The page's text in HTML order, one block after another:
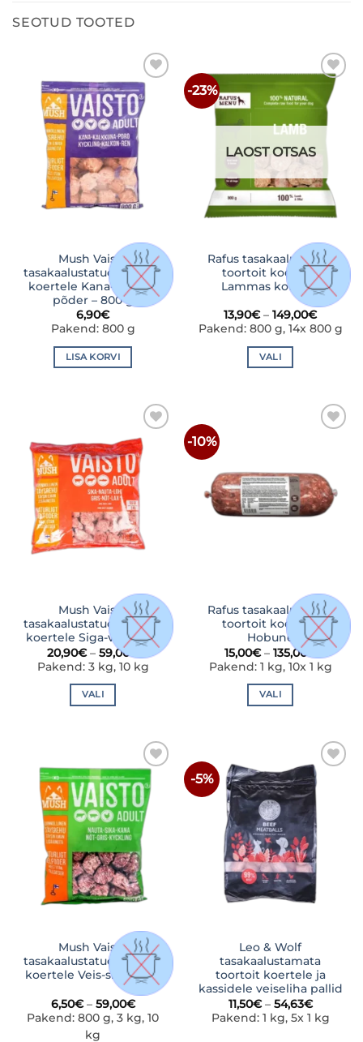
SEOTUD TOOTED
LISA
SOOVINIMEKIRJA
Mush Vaisto
tasakaalustatud toortoit
koertele Kana-kalkun-
põder – 800 g
6,90€
Pakend: 800 g
LISA KORVI
-23%
LISA
SOOVINIMEKIRJA
LAOST OTSAS
Rafus tasakaalustatud
toortoit koertele
Lammas kotletid
13,90€ – 149,00€
13,90€
kuni
Pakend: 800 g, 14x 800 g
VALI
saab
teha
tootelehel.
LISA
SOOVINIMEKIRJA
Mush Vaisto
tasakaalustatud toortoit
koertele Siga-veis-lõhe
20,90€ – 59,00
Hinnavahemik:
20,90€
kuni
Pakend: 3 kg, 10 kg
VALI
varianti.
Valikuid
saab
teha
tootelehel.
-10%
Rafus tasakaalustatud
toortoit koertele
Hobune
15,00€ – 135,00
15,00€
kuni
Pakend: 1 kg, 10x 1 kg
VALI
mitu
varianti.
Valikuid
saab
teha
tootelehel.
LISA
SOOVINIMEKIRJA
Mush Vaisto
tasakaalustatud toortoit
koertele Veis-siga-kana
6,50€ – 59,00€Hinnavahemik:
6,50€
kuni
Pakend: 800 g, 3 kg, 10
kg
-5%
LISA
SOOVINIMEKIRJA
Leo & Wolf
tasakaalustamata
toortoit koertele ja
kassidele veiseliha pallid
11,50€ – 54,63€
11,50€
kuni
Pakend: 1 kg, 5x 1 kg